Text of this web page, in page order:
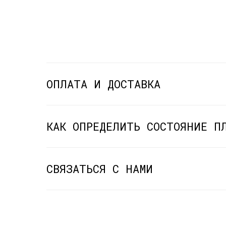
ОПЛАТА И ДОСТАВКА
КАК ОПРЕДЕЛИТЬ СОСТОЯНИЕ
СВЯЗАТЬСЯ С НАМИ